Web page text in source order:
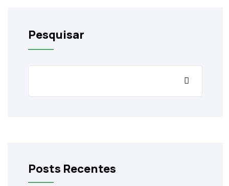
Pesquisar
Posts Recentes